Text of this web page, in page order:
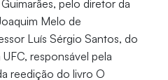
pelo diretor da
Melo de
Luís Sérgio Santos, do
responsável pela
reedição do livro O